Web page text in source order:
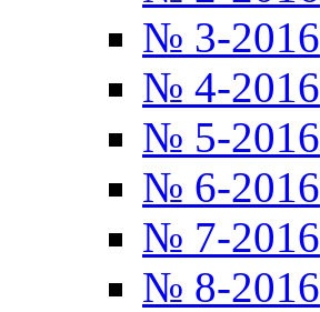
№ 3-2016
№ 4-2016
№ 5-2016
№ 6-2016
№ 7-2016
№ 8-2016